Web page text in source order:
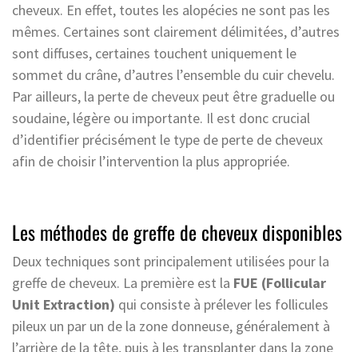
cheveux. En effet, toutes les alopécies ne sont pas les
mêmes. Certaines sont clairement délimitées, d’autres
sont diffuses, certaines touchent uniquement le
sommet du crâne, d’autres l’ensemble du cuir chevelu.
Par ailleurs, la perte de cheveux peut être graduelle ou
soudaine, légère ou importante. Il est donc crucial
d’identifier précisément le type de perte de cheveux
afin de choisir l’intervention la plus appropriée.
Les méthodes de greffe de cheveux disponibles
Deux techniques sont principalement utilisées pour la
greffe de cheveux. La première est la FUE (Follicular
Unit Extraction) qui consiste à prélever les follicules
pileux un par un de la zone donneuse, généralement à
l’arrière de la tête, puis à les transplanter dans la zone